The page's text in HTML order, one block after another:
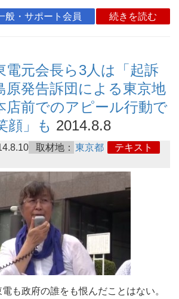
般・サポート会員 続きを読む
電元会長ら3人は「起訴
原発告訴団による東京地
店前でのアピール行動で
顔」も 2014.8.8
取材地： 東京都
テキスト
も政府の誰をも恨んだことはない。